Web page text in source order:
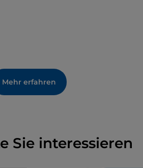
Mehr erfahren
Sie interessieren